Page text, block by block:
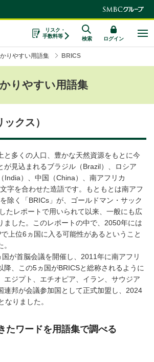
リスク・
手数料等
検索 ログイン
りやすい用語集 BRICS
りやすい用語集
クス）
と多くの人口、豊かな天然資源をもとに今
が見込まれるブラジル（Brazil）、ロシア
India）、中国（China）、南アフリカ
字を合わせた造語です。もともとは南アフ
除く「BRICs」が、ゴールドマン・サック
たレポートで用いられて以来、一般にも広
ました。このレポートの中で、2050年には
上位6ヵ国に入る可能性があるということ
が首脳会議を開催し、2011年に南アフリ
降、この5ヵ国がBRICSと総称されるように
エジプト、エチオピア、イラン、サウジア
連邦が会議参加国として正式加盟し、2024
なりました。
たワードを用語集で調べる